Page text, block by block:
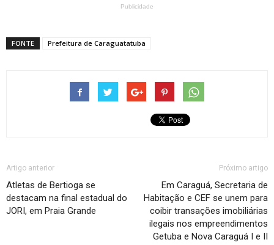
Publicidade
FONTE Prefeitura de Caraguatatuba
Artigo anterior
Atletas de Bertioga se
destacam na final estadual do
JORI, em Praia Grande
Próximo artigo
Em Caraguá, Secretaria de
Habitação e CEF se unem para
coibir transações imobiliárias
ilegais nos empreendimentos
Getuba e Nova Caraguá I e II